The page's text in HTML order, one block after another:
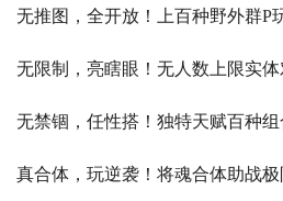
无推图，全开放！上百种野外群P
无限制，亮瞎眼！无人数上限实
无禁锢，任性搭！独特天赋百种
真合体，玩逆袭！将魂合体助战